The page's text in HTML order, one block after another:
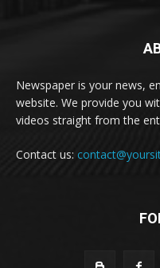
Newspaper is your news,
website. We provide you
videos straight from the
Contact us: